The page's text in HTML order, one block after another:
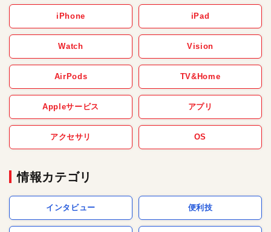
iPhone iPad
Watch Vision
AirPods TV&Home
Appleサービス アプリ
アクセサリ OS
情報カテゴリ
インタビュー 便利技